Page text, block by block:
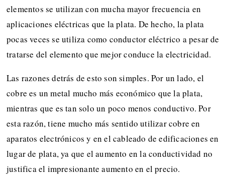
elementos se utilizan con mucha mayor frecuencia en
aplicaciones eléctricas que la plata. De hecho, la plata
pocas veces se utiliza como conductor eléctrico a pesar de
tratarse del elemento que mejor conduce la electricidad.
Las razones detrás de esto son simples. Por un lado, el
cobre es un metal mucho más económico que la plata,
mientras que es tan solo un poco menos conductivo. Por
esta razón, tiene mucho más sentido utilizar cobre en
aparatos electrónicos y en el cableado de edificaciones en
lugar de plata, ya que el aumento en la conductividad no
justifica el impresionante aumento en el precio.